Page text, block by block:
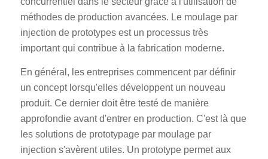
méthodes de production avancées. Le moulage par
injection de prototypes est un processus très
important qui contribue à la fabrication moderne.
En général, les entreprises commencent par définir
un concept lorsqu'elles développent un nouveau
produit. Ce dernier doit être testé de manière
approfondie avant d'entrer en production. C'est là que
les solutions de prototypage par moulage par
injection s'avèrent utiles. Un prototype permet aux